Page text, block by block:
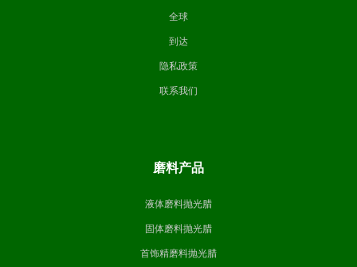
全球
到达
隐私政策
联系我们
磨料产品
液体磨料抛光腊
固体磨料抛光腊
首饰精磨料抛光腊